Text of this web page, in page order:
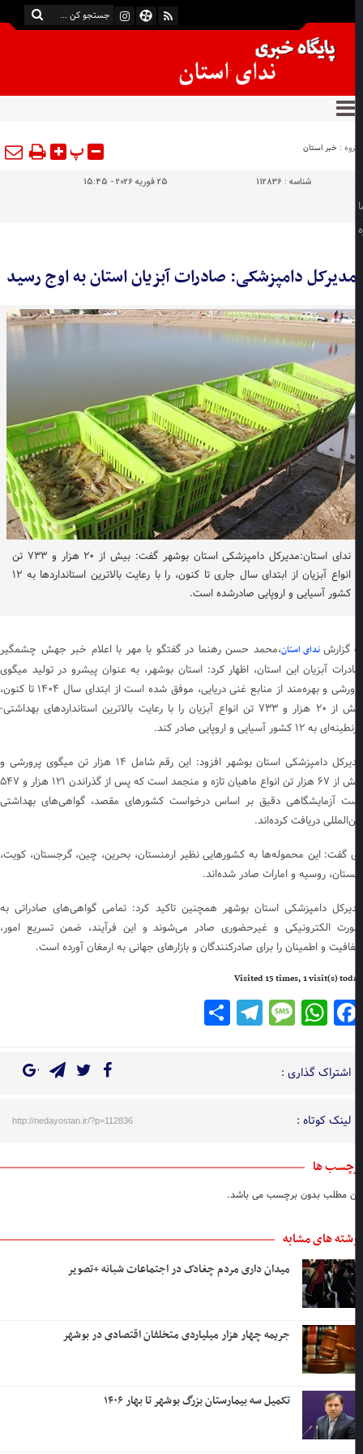
:خبر استان پ
شناسه :112836 25 فوریه 2026 - 15:45
دامپزشکی: صادرات آبزیان استان به اوج رسید
ندای استان:مدیرکل دامپزشکی استان بوشهر گفت: بیش از ۲۰ هزار و ۷۳۳ تن
انواع آبزیان از ابتدای سال جاری تا کنون، را با رعایت بالاترین استانداردها به ۱۲
کشور آسیایی و اروپایی صادرشده است.
گزارشندای استان،محمد حسن رهنما در گفتگو با مهر با اعلام خبر جهش چشمگیر
آبزیان این استان، اظهار کرد: استان بوشهر، به عنوان پیشرو در تولید میگوی
پرورشی و بهره‌مند از منابع غنی دریایی، موفق شده است از ابتدای سال ۱۴۰۴ تا کنون،
بیش از ۲۰ هزار و ۷۳۳ تن انواع آبزیان را با رعایت بالاترین استانداردهای بهداشتی-
به ۱۲ کشور آسیایی و اروپایی صادر کند.
مدیرکل دامپزشکی استان بوشهر افزود: این رقم شامل ۱۴ هزار تن میگوی پرورشی و
بیش از ۶۷ هزار تن انواع ماهیان تازه و منجمد است که پس از گذراندن ۱۲۱ هزار و ۵۴۷
آزمایشگاهی دقیق بر اساس درخواست کشورهای مقصد، گواهی‌های بهداشتی
دریافت کرده‌اند.
گفت: این محموله‌ها به کشورهایی نظیر ارمنستان، بحرین، چین، گرجستان، کویت،
روسیه و امارات صادر شده‌اند.
دامپزشکی استان بوشهر همچنین تاکید کرد: تمامی گواهی‌های صادراتی به
الکترونیکی و غیرحضوری صادر می‌شوند و این فرآیند، ضمن تسریع امور،
و اطمینان را برای صادرکنندگان و بازارهای جهانی به ارمغان آورده است.
Visited 15 times, 1 visit(s)
Facebook
WhatsApp
Message
Telegram
Share
اشتراک گذاری :
لینک کوتاه : http://nedayostan.ir/?p=112836
ها
مطلب بدون برچسب می باشد.
های مشابه
میدان داری مردم چغادک در اجتماعات شبانه +تصویر
جریمه چهار هزار میلیاردی متخلفان اقتصادی در بوشهر
تکمیل سه بیمارستان بزرگ بوشهر تا بهار ۱۴۰۶